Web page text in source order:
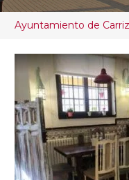
Ayuntamiento de